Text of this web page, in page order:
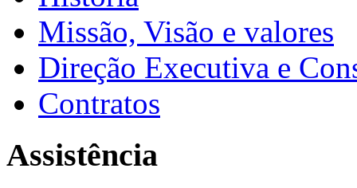
Missão, Visão e valores
Direção Executiva e
Contratos
Assistência